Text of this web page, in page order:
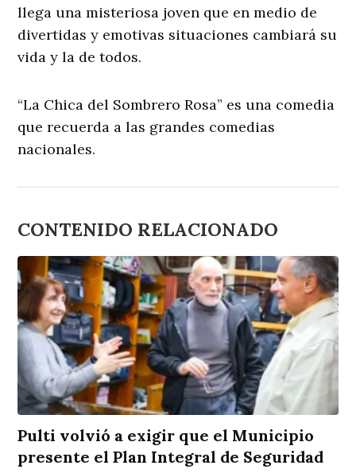
llega una misteriosa joven que en medio de
divertidas y emotivas situaciones cambiará su
vida y la de todos.
“La Chica del Sombrero Rosa” es una comedia
que recuerda a las grandes comedias
nacionales.
CONTENIDO RELACIONADO
Pulti volvió a exigir que el Municipio
presente el Plan Integral de Seguridad